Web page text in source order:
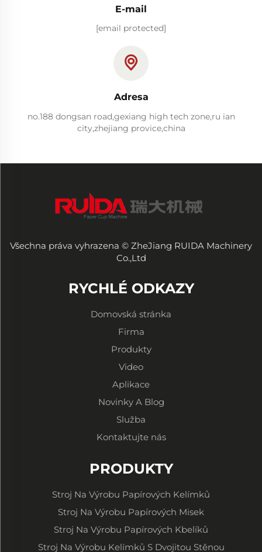
E-mail
[email protected]
Adresa
no.188 dongsan road,gexiang high tech zone,ru ian
city,zhejiang provice,china
Všechna práva vyhrazena © ZheJiang RUIDA Machinery
Co.,Ltd
RYCHLÉ ODKAZY
Domovská stránka
Firma
Produkty
Video
Aplikace
Novinky A Blog
Služba
Kontaktujte nás
PRODUKTY
Stroj Na Výrobu Papírových Kelímků
Stroj Na Výrobu Papírových Misek
Stroj Na Výrobu Papírových Kbelíků
Stroj Na Výrobu Kelímků S Dvojitou Stěnou